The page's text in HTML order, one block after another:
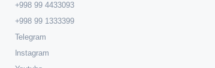
+998 99 4433093
+998 99 1333399
Telegram
Instagram